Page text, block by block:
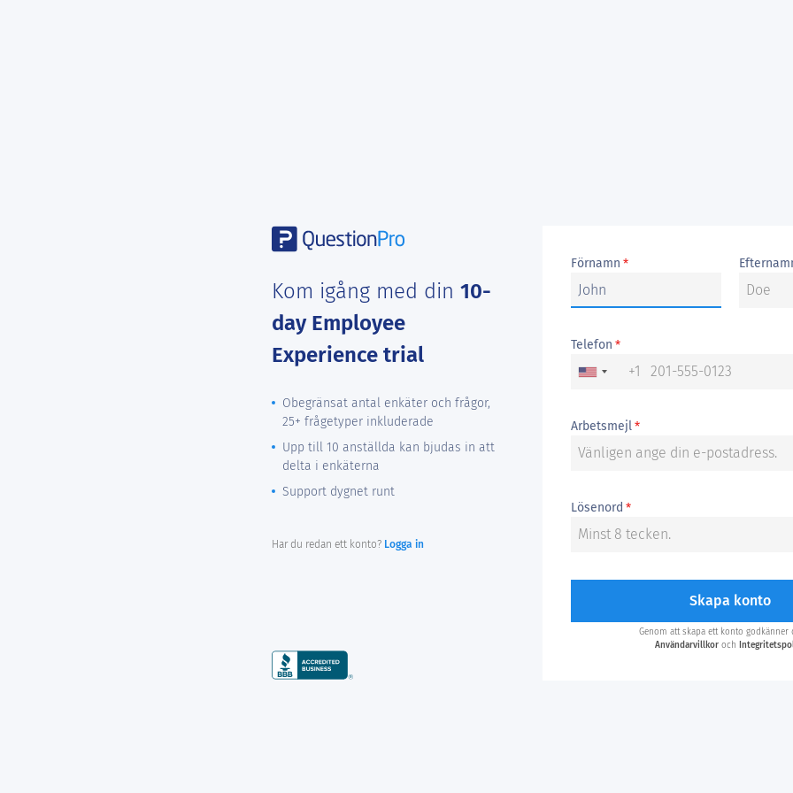
Kom igång med din 10-
day Employee
Experience trial
Obegränsat antal enkäter och frågor,
25+ frågetyper inkluderade
Upp till 10 anställda kan bjudas in att
delta i enkäterna
Support dygnet runt
Har du redan ett konto? Logga in
Förnamn *
Telefon *
+1
Arbetsmejl*
Lösenord *
Skapa konto
Genom att skapa ett konto godkänner
Användarvillkoroch